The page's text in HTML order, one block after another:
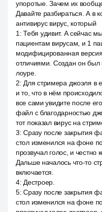
упоротые. Зачем их
Давайте разбираться. А в
антивирус вирус, который
1 :Тебя удивит. А сейчас
пациентам вирусам, и 1
модифицированная
отличиями. Создан он был
лоуре.
2: Для стримера джоэля в
и то, что в нём
все сами увидите после
файл с благодарностью
тот показал вирус на
3:Сразу после закрытия
стол изменился на фоне
прозвучал голос, и честно
Дальше началось что-то
включается.
4: Дестроер.
5:Сразу после закрытия
стол изменился на фоне